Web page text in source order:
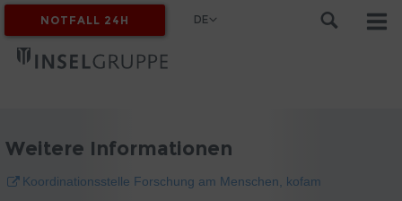
MYINSEL
NOTFALL 24H DE
Weitere Informationen
Koordinationsstelle Forschung am Menschen, kofam